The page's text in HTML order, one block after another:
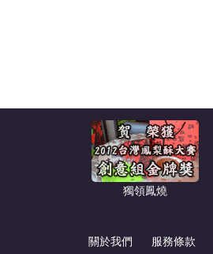
獨領鳳燒
關於我們 服務條款